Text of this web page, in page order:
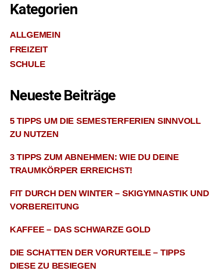
Kategorien
ALLGEMEIN
FREIZEIT
SCHULE
Neueste Beiträge
5 TIPPS UM DIE SEMESTERFERIEN SINNVOLL
ZU NUTZEN
3 TIPPS ZUM ABNEHMEN: WIE DU DEINE
TRAUMKÖRPER ERREICHST!
FIT DURCH DEN WINTER – SKIGYMNASTIK UND
VORBEREITUNG
KAFFEE – DAS SCHWARZE GOLD
DIE SCHATTEN DER VORURTEILE – TIPPS
DIESE ZU BESIEGEN